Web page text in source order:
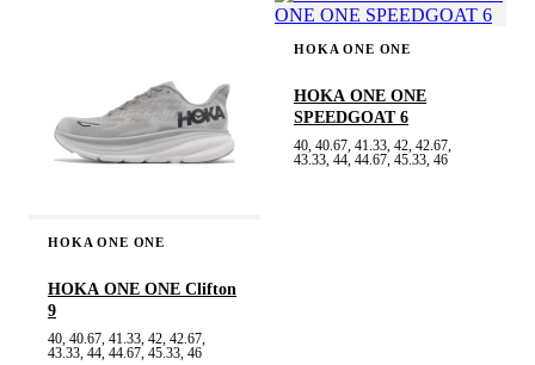
HOKA ONE ONE
HOKA ONE ONE Clifton
9
40, 40.67, 41.33, 42, 42.67,
43.33, 44, 44.67, 45.33, 46
HOKA ONE ONE
HOKA ONE ONE
SPEEDGOAT 6
40, 40.67, 41.33, 42, 42.67,
43.33, 44, 44.67, 45.33, 46